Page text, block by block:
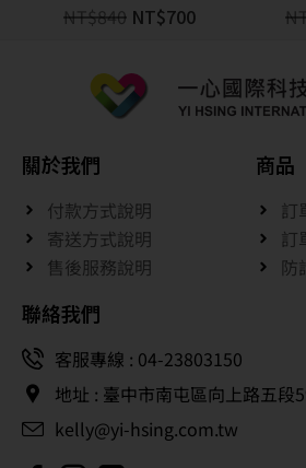
NT$840 NT$700
關於我們
付款方式說明
寄送方式說明
售後服務說明
商品
訂
訂
防
聯絡我們
客服專線 : 04-23803150
地址 : 臺中市南屯區向上路五段
kelly@yi-hsing.com.tw